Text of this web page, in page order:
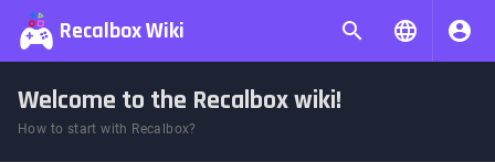
Recalbox Wiki
Welcome to the Recalbox wiki!
How to start with Recalbox?